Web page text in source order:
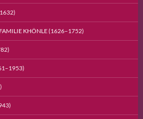
KHÖNLE (1626–1752)